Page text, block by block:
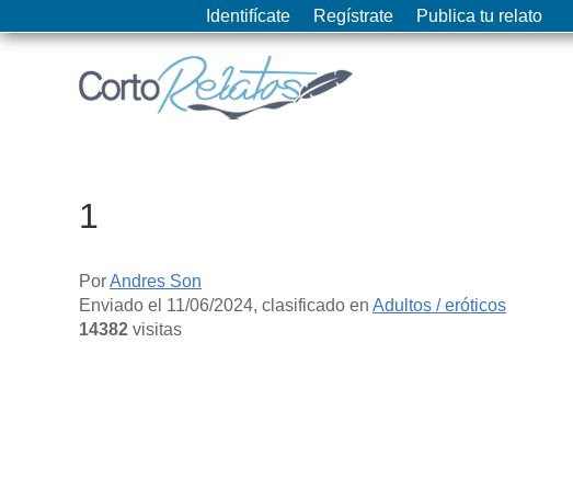
Identifícate Regístrate Publica tu relato
1
PorAndres Son
Enviado el 11/06/2024, clasificado en Adultos / eróticos
14382 visitas